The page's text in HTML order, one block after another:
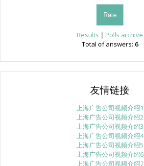
Results | Polls archive
Total of answers: 6
友情链接
上海广告公司视频介绍1
上海广告公司视频介绍2
上海广告公司视频介绍3
上海广告公司视频介绍4
上海广告公司视频介绍5
上海广告公司视频介绍6
上海广告公司视频介绍7